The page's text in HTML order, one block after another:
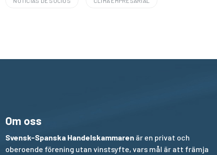
Om oss
Svensk-Spanska Handelskammaren är en privat och
oberoende förening utan vinstsyfte, vars mål är att främja